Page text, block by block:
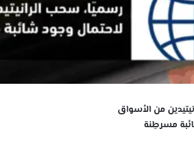
من الأسواق
مسرطِنة